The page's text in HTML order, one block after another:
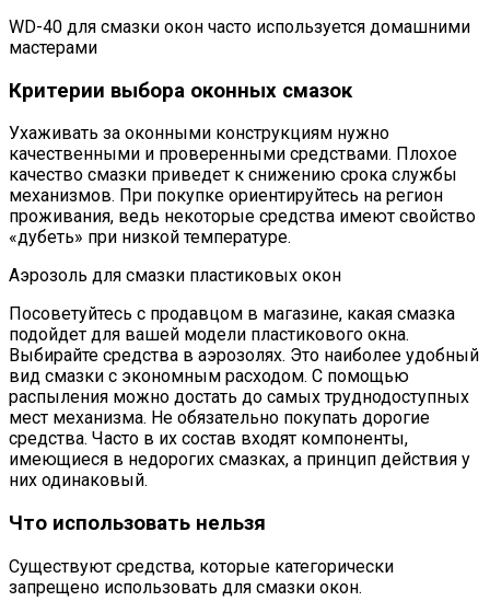
WD-40 для смазки окон часто используется домашними
мастерами
Критерии выбора оконных смазок
Ухаживать за оконными конструкциям нужно
качественными и проверенными средствами. Плохое
качество смазки приведет к снижению срока службы
механизмов. При покупке ориентируйтесь на регион
проживания, ведь некоторые средства имеют свойство
«дубеть» при низкой температуре.
Аэрозоль для смазки пластиковых окон
Посоветуйтесь с продавцом в магазине, какая смазка
подойдет для вашей модели пластикового окна.
Выбирайте средства в аэрозолях. Это наиболее удобный
вид смазки с экономным расходом. С помощью
распыления можно достать до самых труднодоступных
мест механизма. Не обязательно покупать дорогие
средства. Часто в их состав входят компоненты,
имеющиеся в недорогих смазках, а принцип действия у
них одинаковый.
Что использовать нельзя
Существуют средства, которые категорически
запрещено использовать для смазки окон.